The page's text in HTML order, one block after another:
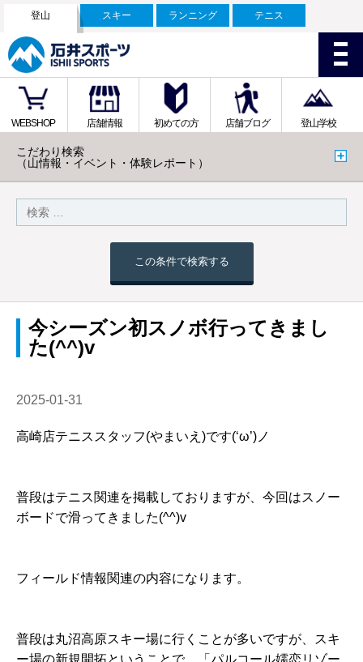
登山 スキー ランニング テニス
WEBSHOP 店舗情報 初めての方 店舗ブログ 登山学校
こだわり検索
（山情報・イベント・体験レポート）
この条件で検索する
今シーズン初スノボ行ってきまし
た(^^)v
2025-01-31
高崎店テニススタッフ(やまいえ)です(‘ω’)ノ
普段はテニス関連を掲載しておりますが、今回はスノー
ボードで滑ってきました(^^)v
フィールド情報関連の内容になります。
普段は丸沼高原スキー場に行くことが多いですが、スキ
ー場の新規開拓ということで、「パルコール嬬恋リゾー